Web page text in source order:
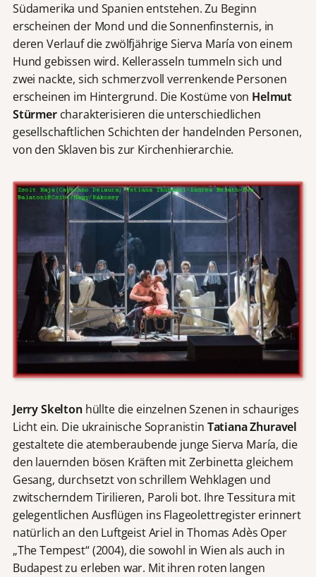
Südamerika und Spanien entstehen. Zu Beginn
erscheinen der Mond und die Sonnenfinsternis, in
deren Verlauf die zwölfjährige Sierva María von einem
Hund gebissen wird. Kellerasseln tummeln sich und
zwei nackte, sich schmerzvoll verrenkende Personen
erscheinen im Hintergrund. Die Kostüme von Helmut
Stürmercharakterisieren die unterschiedlichen
gesellschaftlichen Schichten der handelnden Personen,
von den Sklaven bis zur Kirchenhierarchie.
Jerry Skeltonhüllte die einzelnen Szenen in schauriges
Licht ein. Die ukrainische Sopranistin Tatiana Zhuravel
gestaltete die atemberaubende junge Sierva María, die
den lauernden bösen Kräften mit Zerbinetta gleichem
Gesang, durchsetzt von schrillem Wehklagen und
zwitscherndem Tirilieren, Paroli bot. Ihre Tessitura mit
gelegentlichen Ausflügen ins Flageolettregister erinnert
natürlich an den Luftgeist Ariel in Thomas Adès Oper
„The Tempest“ (2004), die sowohl in Wien als auch in
Budapest zu erleben war. Mit ihren roten langen